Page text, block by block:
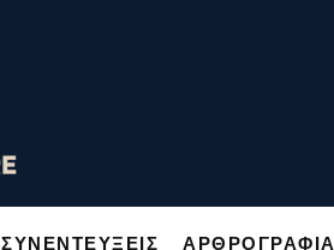
ΣΥΝΕΝΤΕΥΞΕΙΣ ΑΡΘΡΟΓΡΑΦΙΑ